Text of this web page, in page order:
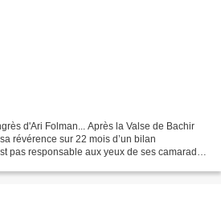
d'Ari Folman... Après la Valse de Bachir
révérence sur 22 mois d’un bilan
pas responsable aux yeux de ses camarades